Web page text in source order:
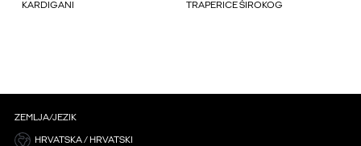
KARDIGANI TRAPERICE ŠIROKOG
ZEMLJA/JEZIK
HRVATSKA / HRVATSKI